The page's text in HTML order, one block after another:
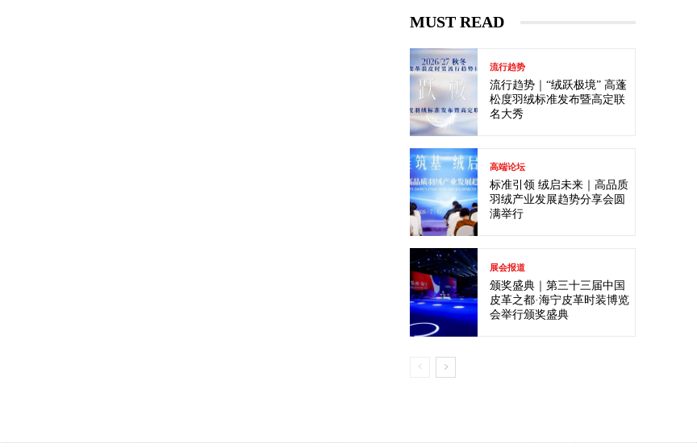
MUST READ
流行趋势
流行趋势｜“绒跃极境” 高蓬
松度羽绒标准发布暨高定联
名大秀
高端论坛
标准引领 绒启未来｜高品质
羽绒产业发展趋势分享会圆
满举行
展会报道
颁奖盛典｜第三十三届中国
皮革之都·海宁皮革时装博览
会举行颁奖盛典